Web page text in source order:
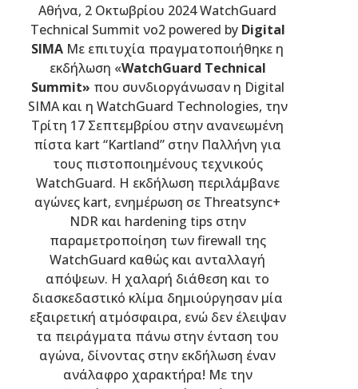
Αθήνα, 2 Οκτωβρίου 2024 WatchGuard
Technical Summit νο2 powered by Digital
SIMA Με επιτυχία πραγματοποιήθηκε η
εκδήλωση «WatchGuard Technical
Summit» που συνδιοργάνωσαν η Digital
SIMA και η WatchGuard Technologies, την
Τρίτη 17 Σεπτεμβρίου στην ανανεωμένη
πίστα kart “Kartland” στην Παλλήνη για
τους πιστοποιημένους τεχνικούς
WatchGuard. Η εκδήλωση περιλάμβανε
αγώνες kart, ενημέρωση σε Threatsync+
NDR και hardening tips στην
παραμετροποίηση των firewall της
WatchGuard καθώς και ανταλλαγή
απόψεων. Η χαλαρή διάθεση και το
διασκεδαστικό κλίμα δημιούργησαν μία
εξαιρετική ατμόσφαιρα, ενώ δεν έλειψαν
τα πειράγματα πάνω στην ένταση του
αγώνα, δίνοντας στην εκδήλωση έναν
ανάλαφρο χαρακτήρα! Με την